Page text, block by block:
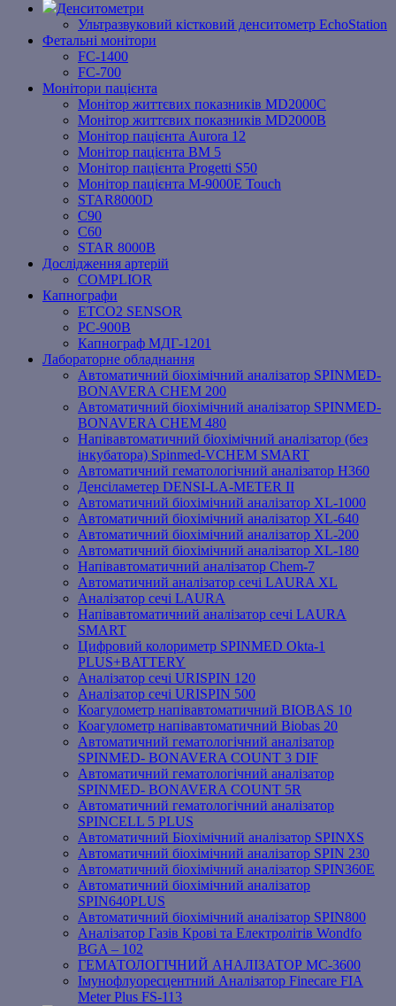
Денситометри
Ультразвуковий кістковий денситометр EchoStation
Фетальні монітори
FC-1400
FC-700
Монітори пацієнта
Монітор життєвих показників MD2000С
Монітор життєвих показників MD2000В
Mонітоp пацієнта Aurora 12
Монітор пацієнта BM 5
Монітор пацієнта Progetti S50
Монітор пацієнта M-9000E Touch
STAR8000D
C90
C60
STAR 8000B
Дослідження артерій
COMPLIOR
Капнографи
ETCO2 SENSOR
PC‐900B
Капнограф МДГ-1201
Лабораторне обладнання
Автоматичний біохімічний аналізатор SPINMED-
BONAVERA CHEM 200
Автоматичний біохімічний аналізатор SPINMED-
BONAVERA CHEM 480
Напівавтоматичний біохімічний аналізатор (без
інкубатора) Spinmed-VCHEM SMART
Автоматичний гематологічний аналізатор Н360
Денсіламетер DENSI-LA-METER ІІ
Автоматичний біохімічний аналізатор XL-1000
Автоматичний біохімічний аналізатор XL-640
Автоматичний біохімічний аналізатор XL-200
Автоматичний біохімічний аналізатор XL-180
Напівавтоматичний аналізатор Chem-7
Автоматичний аналізатор сечі LAURA XL
Аналізатор сечі LAURA
Напівавтоматичний аналізатор сечі LAURA
SMART
Цифровий колориметр SPINMED Okta-1
PLUS+BATTERY
Аналізатор сечі URISPIN 120
Аналізатор сечі URISPIN 500
Коагулометр напівавтоматичний BIOBAS 10
Коагулометр напівавтоматичний Biobas 20
Автоматичний гематологічний аналізатор
SPINMED- BONAVERA COUNT 3 DIF
Автоматичний гематологічний аналізатор
SPINMED- BONAVERA COUNT 5R
Автоматичний гематологічний аналізатор
SPINCELL 5 PLUS
Автоматичний Біохімічний аналізатор SPINXS
Автоматичний біохімічний аналізатор SPIN 230
Автоматичний біохімічний аналізатор SPIN360E
Автоматичний біохімічний аналізатор
SPIN640PLUS
Автоматичний біохімічний аналізатор SPIN800
Аналізатор Газів Крові та Електролітів Wondfo
BGA – 102
ГЕМАТОЛОГІЧНИЙ АНАЛІЗАТОР MC-3600
Імунофлуоресцентний Аналізатор Finecare FIA
Meter Plus FS-113